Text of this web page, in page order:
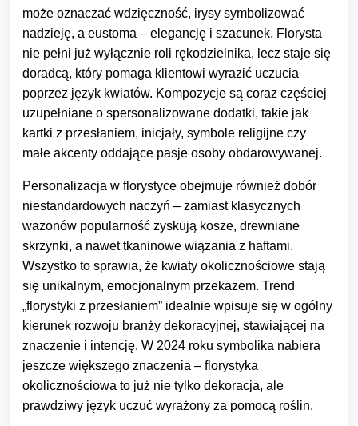
może oznaczać wdzięczność, irysy symbolizować
nadzieję, a eustoma – elegancję i szacunek. Florysta
nie pełni już wyłącznie roli rękodzielnika, lecz staje się
doradcą, który pomaga klientowi wyrazić uczucia
poprzez język kwiatów. Kompozycje są coraz częściej
uzupełniane o spersonalizowane dodatki, takie jak
kartki z przesłaniem, inicjały, symbole religijne czy
małe akcenty oddające pasje osoby obdarowywanej.
Personalizacja w florystyce obejmuje również dobór
niestandardowych naczyń – zamiast klasycznych
wazonów popularność zyskują kosze, drewniane
skrzynki, a nawet tkaninowe wiązania z haftami.
Wszystko to sprawia, że kwiaty okolicznościowe stają
się unikalnym, emocjonalnym przekazem. Trend
„florystyki z przesłaniem” idealnie wpisuje się w ogólny
kierunek rozwoju branży dekoracyjnej, stawiającej na
znaczenie i intencję. W 2024 roku symbolika nabiera
jeszcze większego znaczenia – florystyka
okolicznościowa to już nie tylko dekoracja, ale
prawdziwy język uczuć wyrażony za pomocą roślin.